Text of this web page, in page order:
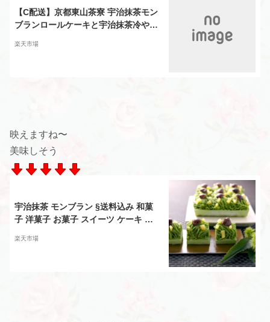
【C配送】京都東山茶寮 宇治抹茶モン
ブランロールケーキと宇治抹茶冷やし
わせ 贈り物 抹茶 モンブラン ロールケ
楽天市場
映えますね〜
美味しそう
宇治抹茶 モンブラン §送料込み 和菓
子 洋菓子 お菓子 スイーツ ケーキ 贈
栗 渋皮煮 誕生日 内祝い 引越し祝い
楽天市場